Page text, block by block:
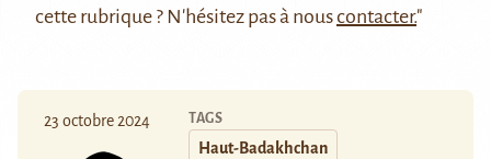
cette rubrique ? N'hésitez pas à nouscontacter."
23 octobre 2024 TAGS
Haut-Badakhchan